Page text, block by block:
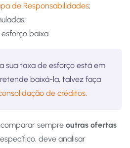
de Responsabilidades;
baixa.
sua taxa de esforço está em
baixá-la, talvez faça
de créditos.
sempre outras ofertas
deve analisar